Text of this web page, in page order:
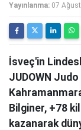
Yayınlanma: 07
İsveç'in
JUDOWN
Bilginer, +78
kazanarak